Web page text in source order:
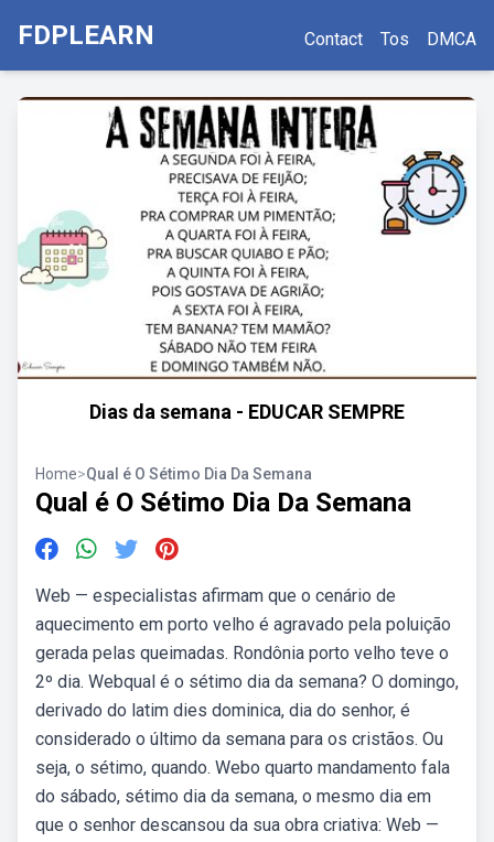
FDPLEARN Contact Tos DMCA
Dias da semana - EDUCAR SEMPRE
Home>Qual é O Sétimo Dia Da Semana
Qual é O Sétimo Dia Da Semana
Web — especialistas afirmam que o cenário de
aquecimento em porto velho é agravado pela poluição
gerada pelas queimadas. Rondônia porto velho teve o
2º dia. Webqual é o sétimo dia da semana? O domingo,
derivado do latim dies dominica, dia do senhor, é
considerado o último da semana para os cristãos. Ou
seja, o sétimo, quando. Webo quarto mandamento fala
do sábado, sétimo dia da semana, o mesmo dia em
que o senhor descansou da sua obra criativa: Web —